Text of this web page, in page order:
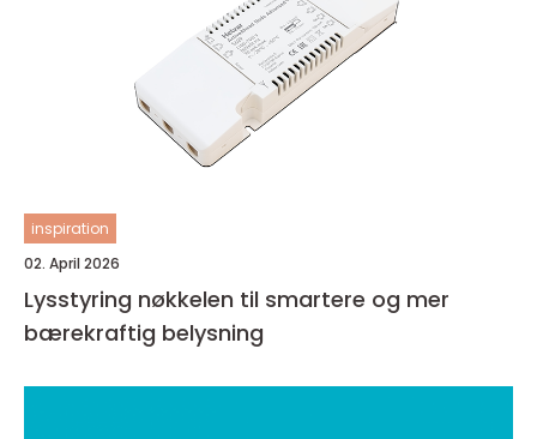
inspiration
02. April 2026
Lysstyring nøkkelen til smartere og mer
bærekraftig belysning